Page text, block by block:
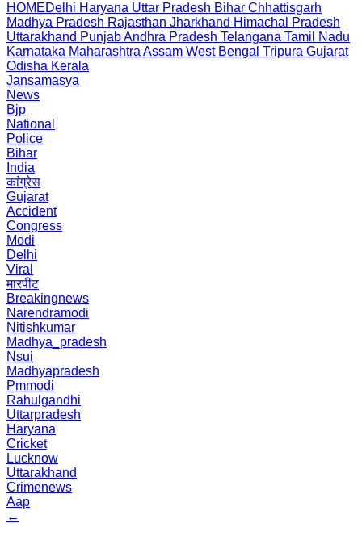
HOMEDelhi Haryana Uttar Pradesh Bihar Chhattisgarh
Madhya Pradesh Rajasthan Jharkhand Himachal Pradesh
Uttarakhand PunjabAndhra Pradesh Telangana Tamil Nadu
Karnataka Maharashtra Assam West Bengal Tripura Gujarat
Odisha Kerala
Jansamasya
News
Bjp
National
Police
Bihar
India
कांग्रेस
Gujarat
Accident
Congress
Modi
Delhi
Viral
मारपीट
Breakingnews
Narendramodi
Nitishkumar
Madhya_pradesh
Nsui
Madhyapradesh
Pmmodi
Rahulgandhi
Uttarpradesh
Haryana
Cricket
Lucknow
Uttarakhand
Crimenews
Aap
←